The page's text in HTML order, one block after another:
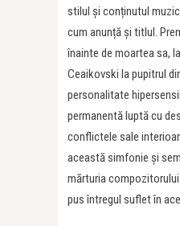
stilul și conținutul
cum anunță și titlul.
înainte de moartea sa,
Ceaikovski la pupitrul
personalitate
permanentă luptă cu
conflictele sale
această simfonie și
mărturia
pus întregul suflet în